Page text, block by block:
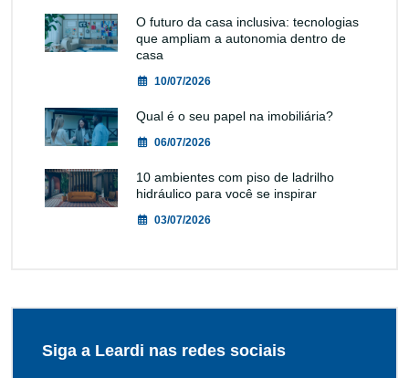
O futuro da casa inclusiva: tecnologias
que ampliam a autonomia dentro de
casa
10/07/2026
Qual é o seu papel na imobiliária?
06/07/2026
10 ambientes com piso de ladrilho
hidráulico para você se inspirar
03/07/2026
Siga a Leardi nas redes sociais